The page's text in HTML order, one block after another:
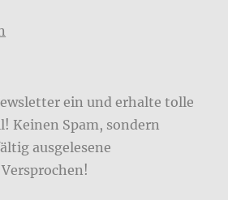
ein und erhalte tolle
Keinen Spam, sondern
ausgelesene